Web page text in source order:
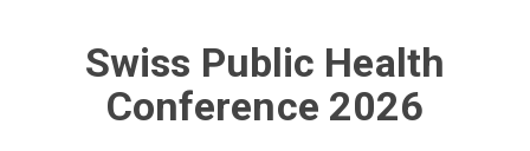
Swiss Public Health
Conference 2026